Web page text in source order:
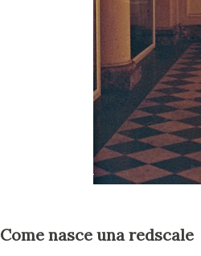
Come nasce una redscale